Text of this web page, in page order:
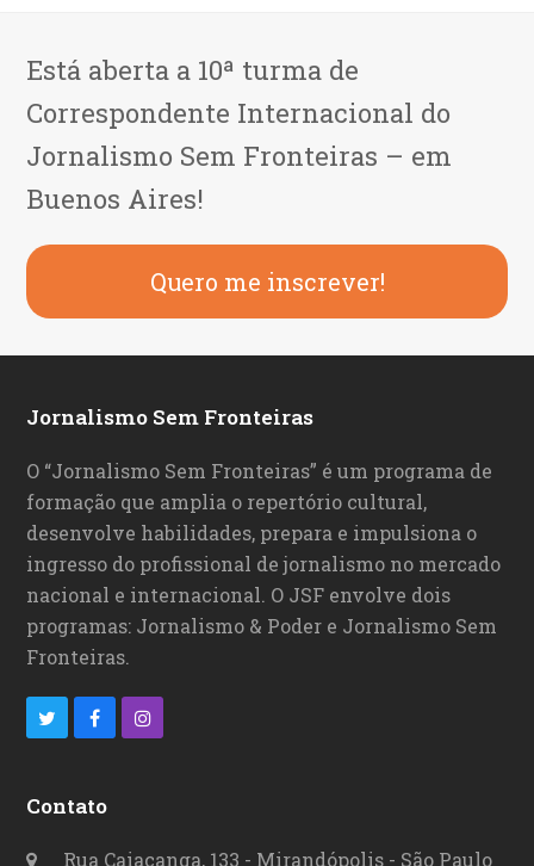
Está aberta a 10ª turma de
Correspondente Internacional do
Jornalismo Sem Fronteiras – em
Buenos Aires!
Quero me inscrever!
Jornalismo Sem Fronteiras
O “Jornalismo Sem Fronteiras” é um programa de
formação que amplia o repertório cultural,
desenvolve habilidades, prepara e impulsiona o
ingresso do profissional de jornalismo no mercado
nacional e internacional. O JSF envolve dois
programas: Jornalismo & Poder e Jornalismo Sem
Fronteiras.
i
c
I
Contato
Rua Caiacanga, 133 - Mirandópolis - São Paulo